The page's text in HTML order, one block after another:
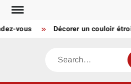
Skip
content
Décorer un couloir étroit
Search